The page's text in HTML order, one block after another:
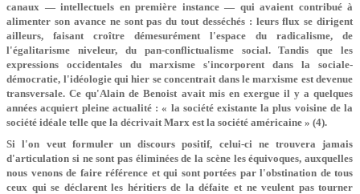
canaux — intellectuels en première instance — qui avaient contribué à
alimenter son avance ne sont pas du tout desséchés : leurs flux se dirigent
ailleurs, faisant croître démesurément l'espace du radicalisme, de
l'égalitarisme niveleur, du pan-conflictualisme social. Tandis que les
expressions occidentales du marxisme s'incorporent dans la sociale-
démocratie, l'idéologie qui hier se concentrait dans le marxisme est devenue
transversale. Ce qu'Alain de Benoist avait mis en exergue il y a quelques
années acquiert pleine actualité : « la société existante la plus voisine de la
société idéale telle que la décrivait Marx est la société américaine » (4).
Si l'on veut formuler un discours positif, celui-ci ne trouvera jamais
d'articulation si ne sont pas éliminées de la scène les équivoques, auxquelles
nous venons de faire référence et qui sont portées par l'obstination de tous
ceux qui se déclarent les héritiers de la défaite et ne veulent pas tourner